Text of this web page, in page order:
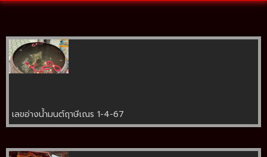
เลขอ่างน้ำมนต์ฤาษีเณร 1-4-67